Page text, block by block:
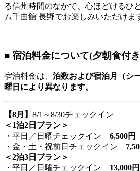
る信州時間のなかで、心ほどけるひ
ム千曲館 長野でお楽しみいただけま
■ 宿泊料金について(夕朝食付き
宿泊料金は、 泊数および宿泊月（シ
曜日により異なります。
【8月 】 8/1～8/30チェックイン
＜1泊2日プラン＞
・平日／日曜チェックイン 6,500円
・金・土・祝前日チェックイン
＜2泊3日プラン＞
・平日／日曜チェックイン 13,000円